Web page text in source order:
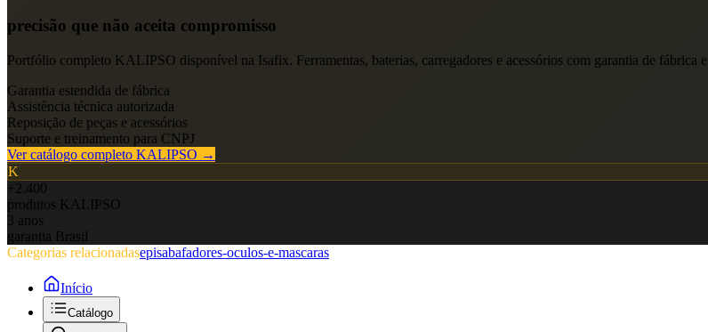
precisão que não aceita compromisso
Portfólio completo KALIPSO disponível na Isafix. Ferramentas, baterias, carregadores e acessórios com garantia de fábrica
Garantia estendida de fábrica
Assistência técnica autorizada
Reposição de peças e acessórios
Suporte e treinamento para CNPJ
Ver catálogo completo KALIPSO →
K
+2.400
produtos KALIPSO
3 anos
garantia Brasil
Categorias relacionadasepisabafadores-oculos-e-mascaras
Início
Catálogo